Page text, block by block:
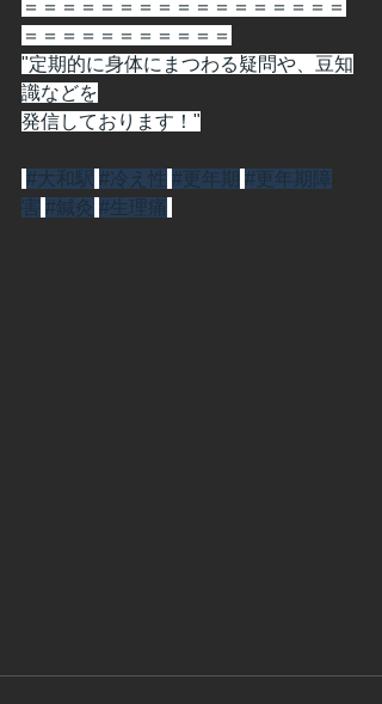
＝＝＝＝＝＝＝＝＝＝＝＝＝＝＝＝＝
＝＝＝＝＝＝＝＝＝＝＝
"定期的に身体にまつわる疑問や、豆知
識などを
発信しております！"
#大和駅 #冷え性 #更年期
#更年期障
害 #鍼灸 #生理痛